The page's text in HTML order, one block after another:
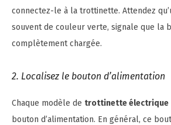
connectez-le à la trottinette. Attendez
souvent de couleur verte, signale que la
complètement chargée.
2. Localisez le bouton d’alimentation
Chaque modèle de trottinette électrique
bouton d’alimentation. En général, ce